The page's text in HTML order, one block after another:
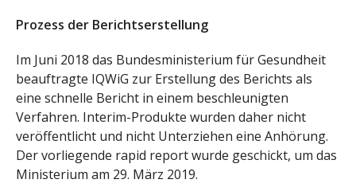
Prozess der Berichtserstellung
Im Juni 2018 das Bundesministerium für Gesundheit
beauftragte IQWiG zur Erstellung des Berichts als
eine schnelle Bericht in einem beschleunigten
Verfahren. Interim-Produkte wurden daher nicht
veröffentlicht und nicht Unterziehen eine Anhörung.
Der vorliegende rapid report wurde geschickt, um das
Ministerium am 29. März 2019.